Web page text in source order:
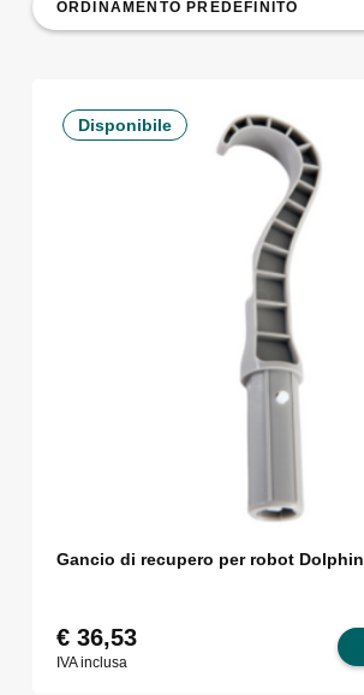
Disponibile
Gancio di recupero per robot Dolphin
€36,53
IVA inclusa